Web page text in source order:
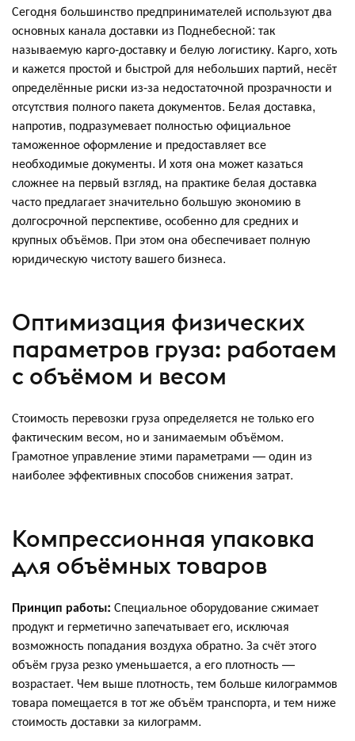
Сегодня большинство предпринимателей используют два
основных канала доставки из Поднебесной: так
называемую карго-доставку и белую логистику. Карго, хоть
и кажется простой и быстрой для небольших партий, несёт
определённые риски из-за недостаточной прозрачности и
отсутствия полного пакета документов. Белая доставка,
напротив, подразумевает полностью официальное
таможенное оформление и предоставляет все
необходимые документы. И хотя она может казаться
сложнее на первый взгляд, на практике белая доставка
часто предлагает значительно большую экономию в
долгосрочной перспективе, особенно для средних и
крупных объёмов. При этом она обеспечивает полную
юридическую чистоту вашего бизнеса.
Оптимизация физических
параметров груза: работаем
с объёмом и весом
Стоимость перевозки груза определяется не только его
фактическим весом, но и занимаемым объёмом.
Грамотное управление этими параметрами — один из
наиболее эффективных способов снижения затрат.
Компрессионная упаковка
для объёмных товаров
Принцип работы: Специальное оборудование сжимает
продукт и герметично запечатывает его, исключая
возможность попадания воздуха обратно. За счёт этого
объём груза резко уменьшается, а его плотность —
возрастает. Чем выше плотность, тем больше килограммов
товара помещается в тот же объём транспорта, и тем ниже
стоимость доставки за килограмм.